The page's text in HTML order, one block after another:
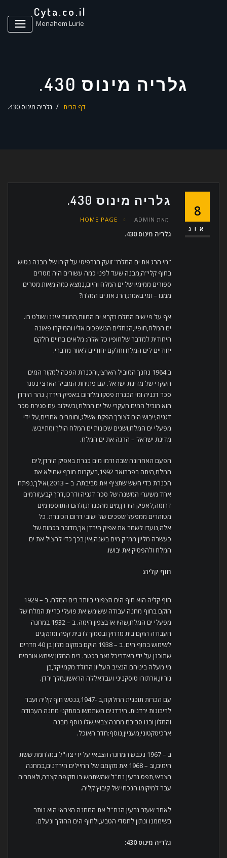
Cyta.co.il
Menahem Lurie
גלריה מינוס 430.
דף הבית גלריה מינוס 430.
8
אוג
גלריה מינוס 430.
מאת ADMIN
HOME PAGE
גלריה מינוס430.
"מי הרג את ים המלח" זועק הגרפיטי על קירו של מבנה נטוש
בחוף קלי"ה,מבנה שעד לפני כמה עשורים היה מטרים
ספורים ממימיו של ים המלח והיום,נמצא כמה מאות מטרים
ממנו – ומי באמת,הרג את ים המלח?
אף על פי שים המלח נקרא ים המוות,המוות איננו שולט בו.
ים המלח,חופיו,הנחלים הנשפכים אליו והמיקרו פאונה
היחודית למדבר שלחופיו כל אלה: מלאים בחיים חלקם
יחודיים לים המלח וחלקם יחודיים לאזור מדברי.
ב 1964 נחנך המוביל הארצי,והכנרת הפכה למקור המים
העקרי של מדינת ישראל. עם פתיחת המוביל הארצי נסגר
סכר דגניה ומי הכנרת פסקו מלזרום באפיק הירדן. נהר הירדן
הוא מוביל המים העקרי של ים המלח,ובשילוב עם סגירת סכר
דגניה,ייבוש הים לצורך הפקת אשלג,וחומרים אחרים,על ידי
מפעלי ים המלח,ושנים שכונות ים המלח הולך ומתייבש.
מדינת ישראל – הרגה את ים המלח.
הפעם האחרונה שבה זרמו מים כנרת באפיק הירדן,לים
המלח,היתה בפברואר 1992,בעקבות חורף שמילא את
הכנרת כדי חשש שתציף את סביבתה. ב – 2013,ואילך,נפתח
אחד משערי המשנה של סכר דגניה ודרכו,דרך קבע,זורמים
דרומה,לאפיק הירדן,מים מהכנרת,ולהם התווספו מים
מטוהרים ממפעל שפכים של ישובי דרום הכינרת. כל
אלה,נועדו לשמר את אפיק הירדן אך,מדובר בכמות של
כעשרה מליון ממ"ק מים בשנה,אין בכך כדי להציל את ים
המלח ולהפסיק את יבושו.
חוף קליה:
חוף קליה הוא חוף הים הצפוני ביותר בים המלח. ב – 1929
הוקם בחוף מחנה עבודה ששימש את פועלי כריית המלח של
מפעלי ים המלח,שהיו אז בצפון הימה. ב – 1932 במחנה
העבודה הוקם בית מרחץ ובסמוך לו בית קפה ומתקנים
לשימוש בחוף הים. ב – 1938 הוקם במקום מלון בן 40 חדרים
שתוכנן על ידי האדריכל זאב רכטר. בית המלון שימש אורחים
מי מעלה ביניהם הנציב העליון הרולד מקמייקל,בן
גוריון,ארתורו טוסקניני ועבדאללה הראשון,מלך ירדן.
עם הכרזת תוכנית החלוקה,ב -1947,ננטש חוף קליה ועבר
לריבונות ירדנית. הירדנים השתמשו במתקני מחנה העבודה
והמלון ובנו סביבם מחנה צבאי,שלו נוסף מבנה
ארכיטקטוני,מעניין,נוסף:חדר האוכל.
ב – 1967 נכבש המחנה הצבאי על ידי צה"ל במלחמת ששת
הימים,וב – 1968 את מקומם של החיילים הירדנים,במחנה
הצבאי,תפס גרעין נח"ל שהשתמש בו תקופה קצרה,ולאחריה
עבר למיקומו הנכחי של קיבוץ קליה.
לאחר שעזב גרעין הנח"ל את המחנה הצבאי הוא נותר
בשיממנו ונתון לחסדי הטבע,ולחוף הים ההולך ונעלם.
גלריה מינוס430: